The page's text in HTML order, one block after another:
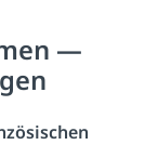
—